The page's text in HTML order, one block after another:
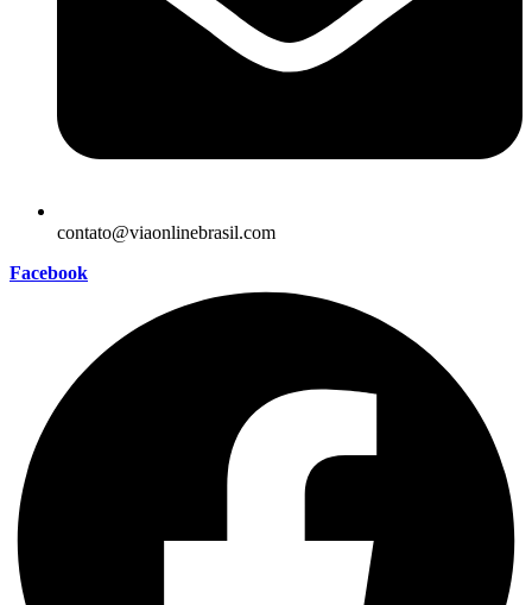
contato@viaonlinebrasil.com
Facebook